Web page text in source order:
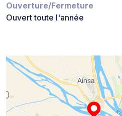
Ouverture/Fermeture
Ouvert toute l'année